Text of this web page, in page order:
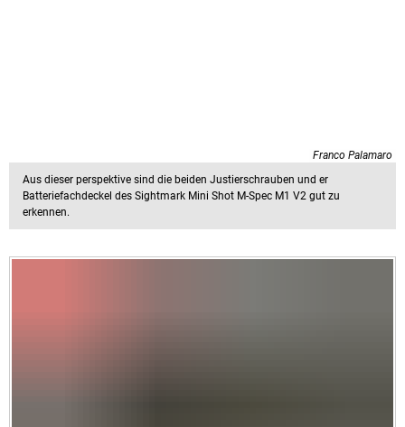
Franco Palamaro
Aus dieser perspektive sind die beiden Justierschrauben und er
Batteriefachdeckel des Sightmark Mini Shot M-Spec M1 V2 gut zu
erkennen.